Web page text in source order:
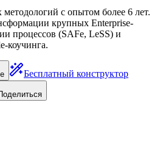
с опытом более 6 лет.
крупных Enterprise-
процессов (SAFe, LeSS) и
коучинга.
Бесплатный конструктор